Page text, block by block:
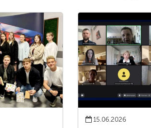
15.06.2026